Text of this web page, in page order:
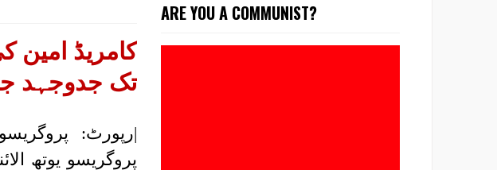
کامریڈ امین
تک جدوجہد
پروگریسو یوتھ
ARE YOU A COMMUNIST?